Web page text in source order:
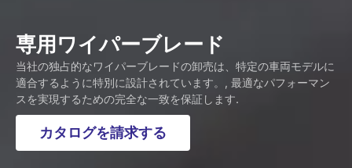
専用ワイパーブレード
当社の独占的なワイパーブレードの卸売は、特定の車両モデルに
適合するように特別に設計されています。, 最適なパフォーマン
スを実現するための完全な一致を保証します.
カタログを請求する